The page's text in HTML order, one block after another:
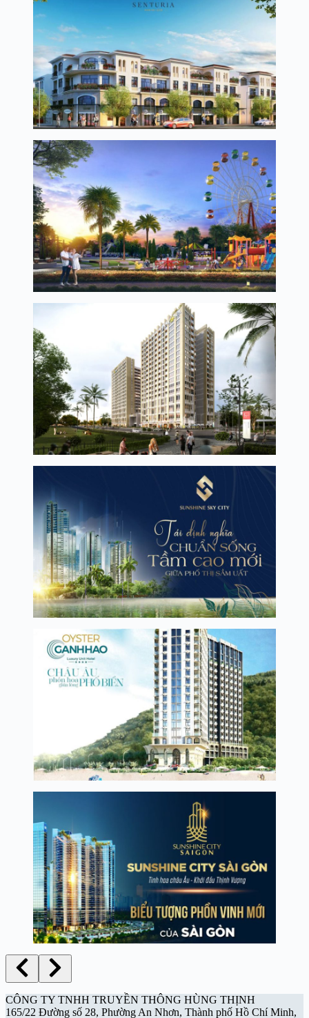
CÔNG TY TNHH TRUYỀN THÔNG HÙNG THỊNH
165/22 Đường số 28, Phường An Nhơn, Thành phố Hồ Chí Minh,